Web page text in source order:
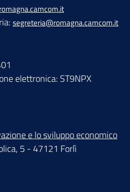
segreteria@romagna.camcom.it
elettronica: ST9NPX
e lo sviluppo economico
5 - 47121 Forlì